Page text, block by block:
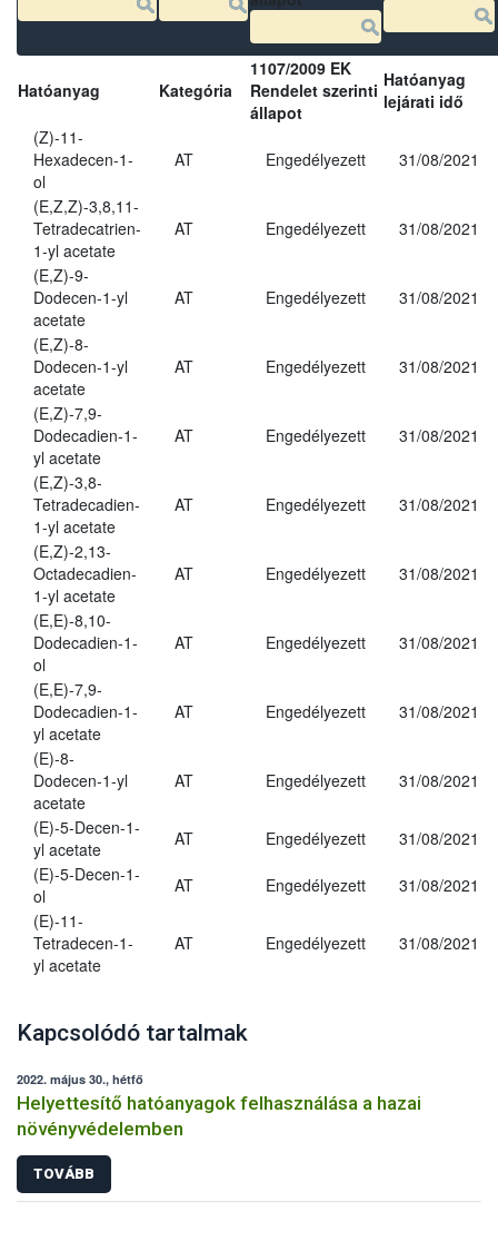
Hatóanyag Kategória
1107/2009 EK
Rendelet szerinti
állapot
Hatóanyag
lejárati idő
(Z)-11-
Hexadecen-1-
ol
AT Engedélyezett 31/08/2021
(E,Z,Z)-3,8,11-
Tetradecatrien-
1-yl acetate
AT Engedélyezett 31/08/2021
(E,Z)-9-
Dodecen-1-yl
acetate
AT Engedélyezett 31/08/2021
(E,Z)-8-
Dodecen-1-yl
acetate
AT Engedélyezett 31/08/2021
(E,Z)-7,9-
Dodecadien-1-
yl acetate
AT Engedélyezett 31/08/2021
(E,Z)-3,8-
Tetradecadien-
1-yl acetate
AT Engedélyezett 31/08/2021
(E,Z)-2,13-
Octadecadien-
1-yl acetate
AT Engedélyezett 31/08/2021
(E,E)-8,10-
Dodecadien-1-
ol
AT Engedélyezett 31/08/2021
(E,E)-7,9-
Dodecadien-1-
yl acetate
AT Engedélyezett 31/08/2021
(E)-8-
Dodecen-1-yl
acetate
AT Engedélyezett 31/08/2021
(E)-5-Decen-1-
yl acetate
AT Engedélyezett
31/08/2021
(E)-5-Decen-1-
ol
AT Engedélyezett
31/08/2021
(E)-11-
Tetradecen-1-
yl acetate
AT Engedélyezett 31/08/2021
Kapcsolódó tartalmak
2022. május 30., hétfő
Helyettesítő hatóanyagok felhasználása a hazai
növényvédelemben
TOVÁBB